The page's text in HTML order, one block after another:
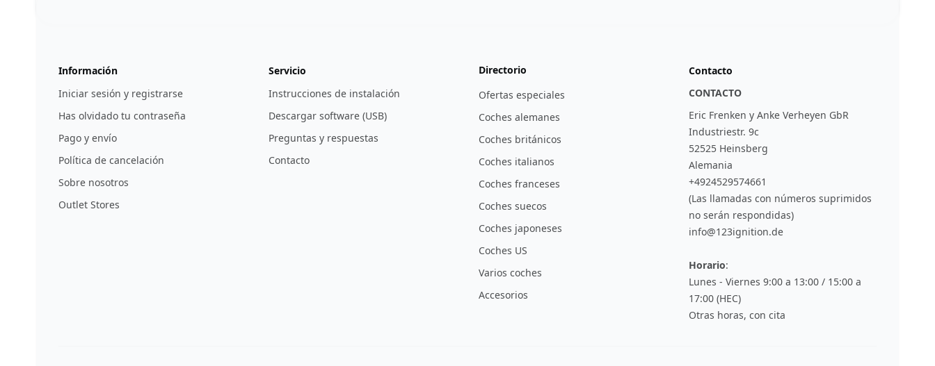
Información
Iniciar sesión y registrarse
Has olvidado tu contraseña
Pago y envío
Política de cancelación
Sobre nosotros
Outlet Stores
Servicio
Instrucciones de instalación
Descargar software (USB)
Preguntas y respuestas
Contacto
Directorio
Ofertas especiales
Coches alemanes
Coches británicos
Coches italianos
Coches franceses
Coches suecos
Coches japoneses
Coches US
Varios coches
Accesorios
Contacto
CONTACTO
Eric Frenken y Anke Verheyen GbR
Industriestr. 9c
52525 Heinsberg
Alemania
+4924529574661
(Las llamadas con números suprimidos
no serán respondidas)
info@123ignition.de
Horario:
Lunes - Viernes 9:00 a 13:00 / 15:00 a
17:00 (HEC)
Otras horas, con cita